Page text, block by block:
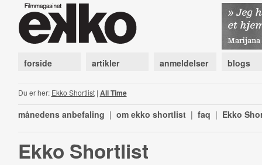
forside artikler anmeldelser blogs
Du er her: Ekko Shortlist| All Time
månedens anbefaling | om ekko shortlist | faq | Ekko
Ekko Shortlist